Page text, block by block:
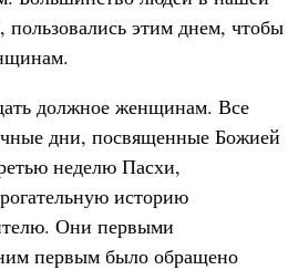
пользовались этим днем, чтобы
должное женщинам. Все
дни, посвященные Божией
неделю Пасхи,
историю
Они первыми
первым было обращено